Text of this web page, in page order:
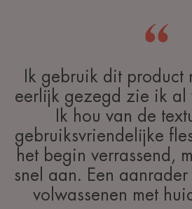
Ik gebruik dit product
eerlijk gezegd zie ik al
Ik hou van de
gebruiksvriendelijke
het begin verrassend,
snel aan. Een
volwassenen met